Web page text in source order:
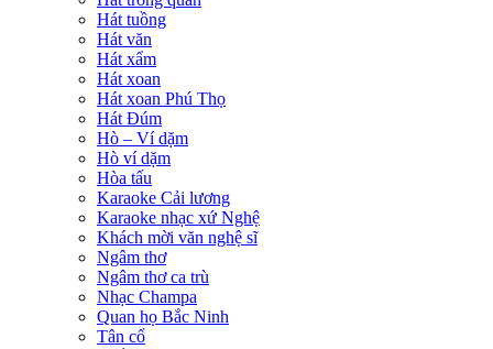
Hát tuồng
Hát văn
Hát xẩm
Hát xoan
Hát xoan Phú Thọ
Hát Đúm
Hò – Ví dặm
Hò ví dặm
Hòa tấu
Karaoke Cải lương
Karaoke nhạc xứ Nghệ
Khách mời văn nghệ sĩ
Ngâm thơ
Ngâm thơ ca trù
Nhạc Champa
Quan họ Bắc Ninh
Tân cổ